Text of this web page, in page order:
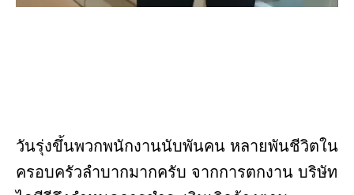
วันรุ่งขึ้นพวกพนักงานนับพันคน หลายพันชีวิตใน
ครอบครัวลำบากมากครับ จากการตกงาน บริษัท